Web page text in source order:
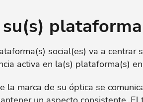
social(es) va a centrar
activa en la(s) plataforma(s)
la marca de su óptica se